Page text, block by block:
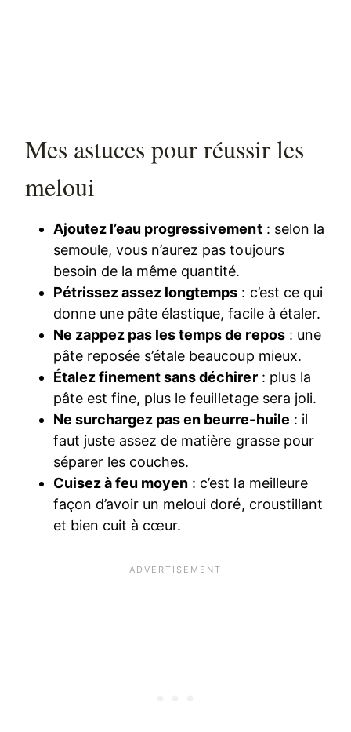
Mes astuces pour réussir les
meloui
Ajoutez l’eau progressivement: selon la
semoule, vous n’aurez pas toujours
besoin de la même quantité.
Pétrissez assez longtemps : c’est ce qui
donne une pâte élastique, facile à étaler.
Ne zappez pas les temps de repos: une
pâte reposée s’étale beaucoup mieux.
Étalez finement sans déchirer: plus la
pâte est fine, plus le feuilletage sera joli.
Ne surchargez pas en beurre-huile : il
faut juste assez de matière grasse pour
séparer les couches.
Cuisez à feu moyen : c’est la meilleure
façon d’avoir un meloui doré, croustillant
et bien cuit à cœur.